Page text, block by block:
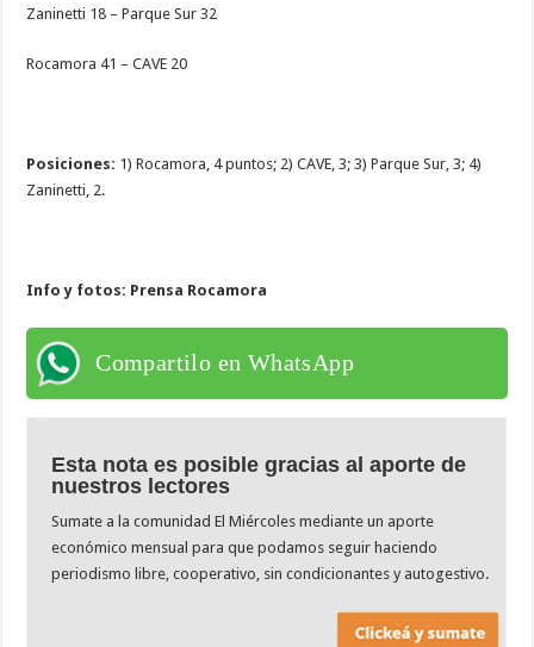
Zaninetti 18 – Parque Sur 32
Rocamora 41 – CAVE 20
Posiciones: 1) Rocamora, 4 puntos; 2) CAVE, 3; 3) Parque Sur, 3; 4)
Zaninetti, 2.
Info y fotos: Prensa Rocamora
Compartilo en WhatsApp
Esta nota es posible gracias al aporte de
nuestros lectores
Sumate a la comunidad El Miércoles mediante un aporte
económico mensual para que podamos seguir haciendo
periodismo libre, cooperativo, sin condicionantes y autogestivo.